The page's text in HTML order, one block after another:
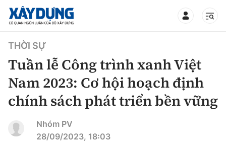
TIN BỘ XÂY DỰNG
CHUYÊN MỤC
Mới nhất
THỜI SỰ
Tuần lễ Công trình xanh Việt
Nam 2023: Cơ hội hoạch định
chính sách phát triển bền vững
Nhóm PV
28/09/2023, 18:03